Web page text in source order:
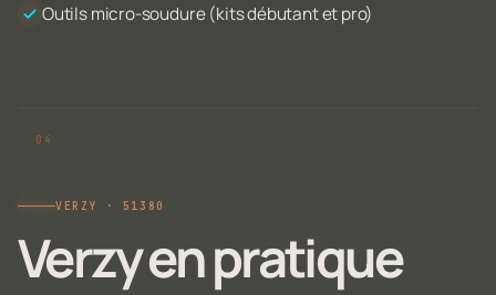
Outils micro-soudure (kits débutant et pro)
VERZY · 51380
Verzy en pratique